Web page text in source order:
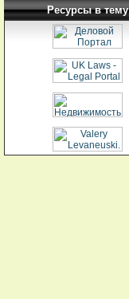
Ресурсы в тему